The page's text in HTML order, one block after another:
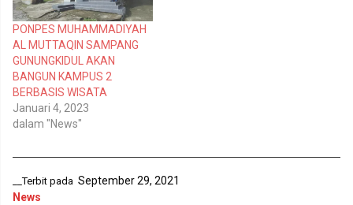
e
n
d
e
l
a
y
a
n
g
b
a
)
i
j
e
n
d
e
l
a
y
a
n
g
r
)
PONPES MUHAMMADIYAH
AL MUTTAQIN SAMPANG
GUNUNGKIDUL AKAN
BANGUN KAMPUS 2
BERBASIS WISATA
Januari 4, 2023
dalam "News"
__Terbit pada September 29, 2021
News